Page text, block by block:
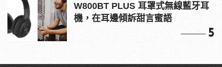
W800BT PLUS 耳罩式無線藍牙耳
機，在耳邊傾訴甜言蜜語
5